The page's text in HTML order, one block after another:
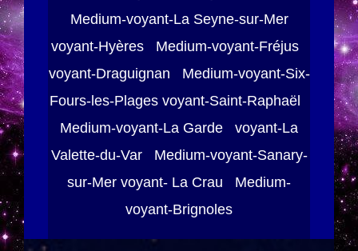
Medium-voyant-La Seyne-sur-Mer
voyant-Hyères Medium-voyant-Fréjus
voyant-Draguignan Medium-voyant-Six-
Fours-les-Plages voyant-Saint-Raphaël
Medium-voyant-La Garde voyant-La
Valette-du-Var Medium-voyant-Sanary-
sur-Mer voyant- La Crau Medium-
voyant-Brignoles